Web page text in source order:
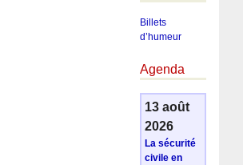
Billets
d’humeur
Agenda
13 août
2026
La sécurité
civile en